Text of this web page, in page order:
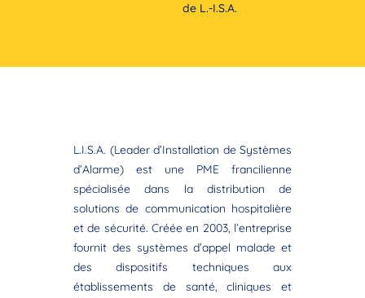
de L.-I.S.A.
L.I.S.A. (Leader d’Installation de Systèmes
d’Alarme) est une PME francilienne
spécialisée dans la distribution de
solutions de communication hospitalière
et de sécurité. Créée en 2003, l’entreprise
fournit des systèmes d’appel malade et
des dispositifs techniques aux
établissements de santé, cliniques et